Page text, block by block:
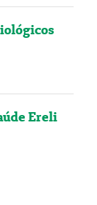
Ereli